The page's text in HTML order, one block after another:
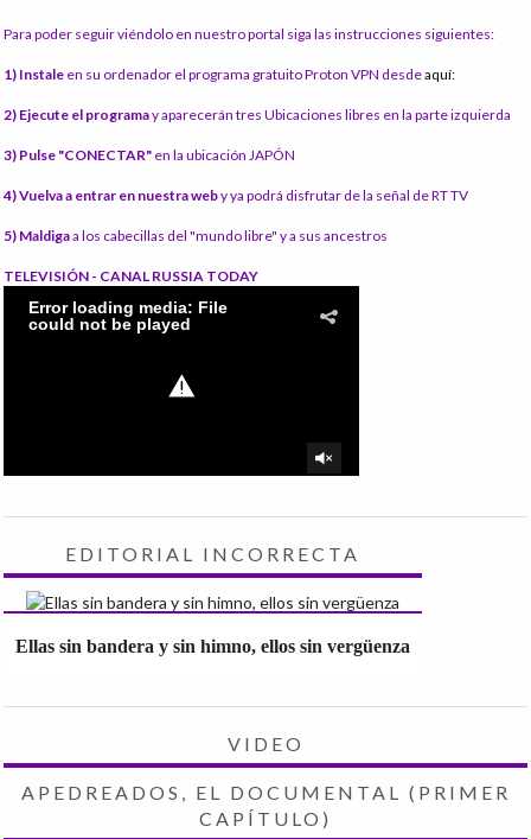
Para poder seguir viéndolo en nuestro portal siga las instrucciones siguientes:
1) Instale en su ordenador el programa gratuito Proton VPN desdeaquí:
2) Ejecute el programay aparecerán tres Ubicaciones libres en la parte izquierda
3) Pulse "CONECTAR" en la ubicación JAPÓN
4) Vuelva a entrar en nuestra weby ya podrá disfrutar de la señal de RT TV
5) Maldigaa los cabecillas del "mundo libre" y a sus ancestros
TELEVISIÓN - CANAL RUSSIA TODAY
EDITORIAL INCORRECTA
Ellas sin bandera y sin himno, ellos sin vergüenza
VIDEO
APEDREADOS, EL DOCUMENTAL (PRIMER
CAPÍTULO)